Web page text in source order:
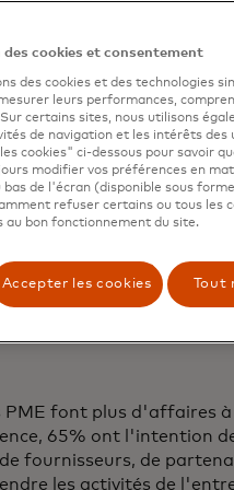
le climat économique
la migration des
reste une
des paiements
qu'elles sont plus
transfrontalier que lors
ou les échecs de
d'un défaut de paiement.
s'internationalisent de
PME font plus d'affaires
65% ont l'intention
fournisseurs, de
les activités de
cookies et consentement
des cookies et des technologies
leurs performances,
certains sites, nous utilisons
de navigation et les intérêts
cookies" ci-dessous pour savoir
modifier vos préférences en
bas de l'écran (disponible sous
refuser certains ou tous les
au bon fonctionnement du site.
Accepter les cookies Tout